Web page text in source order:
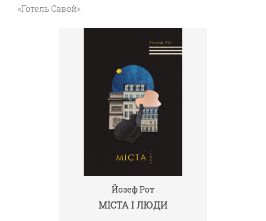
«Готель Савой».
Йозеф Рот
МІСТА І ЛЮДИ